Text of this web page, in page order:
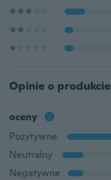
Opinie o produkcie
oceny
Pozytywne
Neutralny
Negatywne